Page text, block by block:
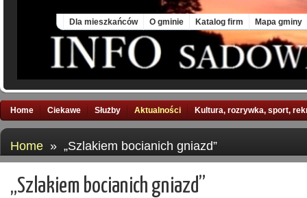
Dla mieszkańców O gminie Katalog firm Mapa gminy
Home Ciekawe Służby Aktualności Kultura, rozrywka, sport,
Home » „Szlakiem bocianich gniazd”
„Szlakiem bocianich gniazd”